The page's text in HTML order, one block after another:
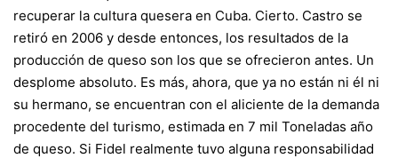
recuperar la cultura quesera en Cuba. Cierto. Castro se
retiró en 2006 y desde entonces, los resultados de la
producción de queso son los que se ofrecieron antes. Un
desplome absoluto. Es más, ahora, que ya no están ni él ni
su hermano, se encuentran con el aliciente de la demanda
procedente del turismo, estimada en 7 mil Toneladas año
de queso. Si Fidel realmente tuvo alguna responsabilidad